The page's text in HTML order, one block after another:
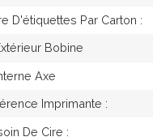
D'étiquettes Par Carton :
Bobine
Axe
Imprimante :
De Cire :